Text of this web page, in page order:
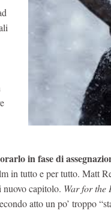
in fase di
in tutto e per tutto. Matt
nuovo capitolo. War for the
atto un po’ troppo